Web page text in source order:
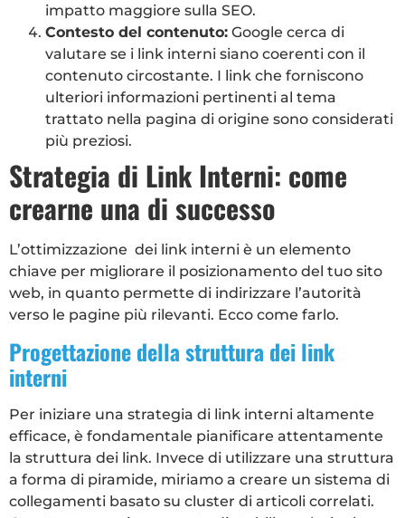
impatto maggiore sulla SEO.
Contesto del contenuto: Google cerca di
valutare se i link interni siano coerenti con il
contenuto circostante. I link che forniscono
ulteriori informazioni pertinenti al tema
trattato nella pagina di origine sono considerati
più preziosi.
Strategia di Link Interni: come
crearne una di successo
L’ottimizzazione dei link interni è un elemento
chiave per migliorare il posizionamento del tuo sito
web, in quanto permette di indirizzare l’autorità
verso le pagine più rilevanti. Ecco come farlo.
Progettazione della struttura dei link
interni
Per iniziare una strategia di link interni altamente
efficace, è fondamentale pianificare attentamente
la struttura dei link. Invece di utilizzare una struttura
a forma di piramide, miriamo a creare un sistema di
collegamenti basato su cluster di articoli correlati.